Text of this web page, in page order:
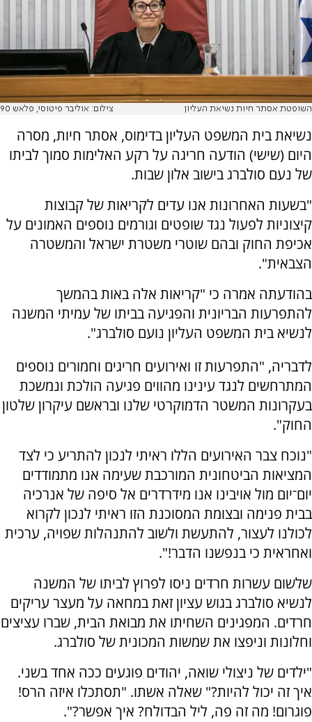
השופטת אסתר חיות נשיאת העליון צילום: אוליבר פיטוסי, פלאש 90
נשיאת בית המשפט העליון בדימוס, אסתר חיות, מסרה
היום (שישי) הודעה חריגה על רקע האלימות סמוך לביתו
של נעם סולברג בישוב אלון שבות.
"בשעות האחרונות אנו עדים לקריאות של קבוצות
קיצוניות לפעול נגד שופטים וגורמים נוספים האמונים על
אכיפת החוק ובהם שוטרי משטרת ישראל והמשטרה
הצבאית".
בהודעתה אמרה כי "קריאות אלה באות בהמשך
להתפרעות הבריונית והפגיעה בביתו של עמיתי המשנה
לנשיא בית המשפט העליון נועם סולברג".
לדבריה, "התפרעות זו ואירועים חריגים וחמורים נוספים
המתרחשים לנגד עינינו מהווים פגיעה הולכת ונמשכת
בעקרונות המשטר הדמוקרטי שלנו ובראשם עיקרון שלטון
החוק".
"נוכח צבר האירועים הללו ראיתי לנכון להתריע כי לצד
המציאות הביטחונית המורכבת שעימה אנו מתמודדים
יום־יום מול אויבינו אנו מידרדרים אל סיפה של אנרכיה
בבית פנימה ובצומת המסוכנת הזו ראיתי לנכון לקרוא
לכולנו לעצור, להתעשת ולשוב להתנהלות שפויה, ערכית
ואחראית כי בנפשנו הדבר!".
שלשום עשרות חרדים ניסו לפרוץ לביתו של המשנה
לנשיא סולברג בגוש עציון זאת במחאה על מעצר עריקים
חרדים. המפגינים השחיתו את מבואת הבית, שברו עציצים
וחלונות וניפצו את שמשות המכונית של סולברג.
"ילדים של ניצולי שואה, יהודים פוגעים ככה אחד בשני.
איך זה יכול להיות?" שאלה אשתו. "תסתכלו איזה הרס!
פוגרום! מה זה פה, ליל הבדולח? איך אפשר?".